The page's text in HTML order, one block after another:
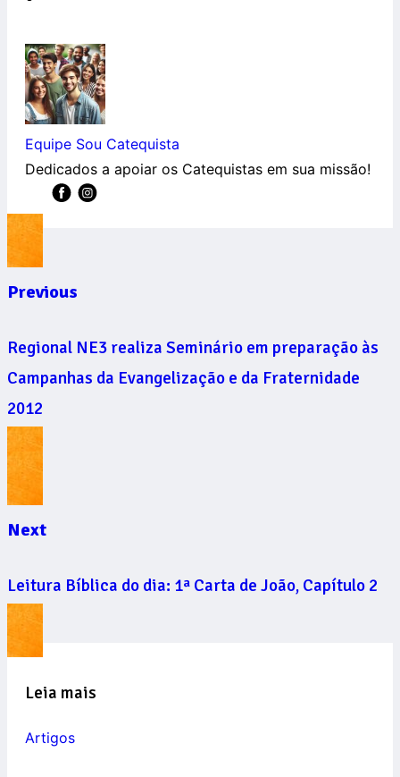
Equipe Sou Catequista
Dedicados a apoiar os Catequistas em sua missão!
Previous
Regional NE3 realiza Seminário em preparação às
Campanhas da Evangelização e da Fraternidade
2012
Next
Leitura Bíblica do dia: 1ª Carta de João, Capítulo 2
Leia mais
Artigos